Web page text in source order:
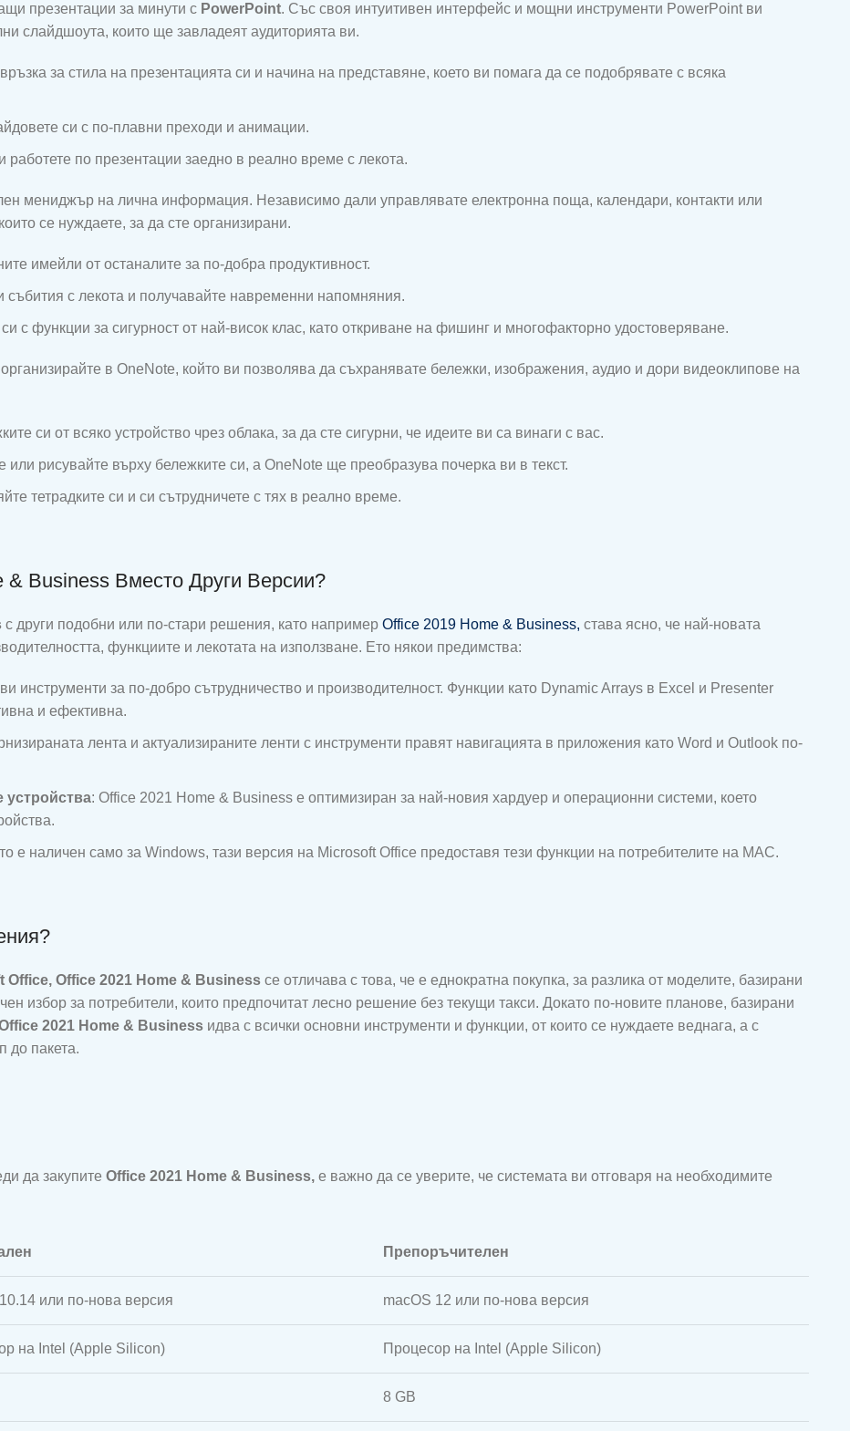
презентации за минути с PowerPoint. Със своя интуитивен интерфейс и мощни инструменти PowerPoint ви
слайдшоута, които ще завладеят аудиторията ви.
за стила на презентацията си и начина на представяне, което ви помага да се подобрявате с всяка
си с по-плавни преходи и анимации.
работете по презентации заедно в реално време с лекота.
мениджър на лична информация. Независимо дали управлявате електронна поща, календари, контакти или
се нуждаете, за да сте организирани.
имейли от останалите за по-добра продуктивност.
с лекота и получавайте навременни напомняния.
с функции за сигурност от най-висок клас, като откриване на фишинг и многофакторно удостоверяване.
в OneNote, който ви позволява да съхранявате бележки, изображения, аудио и дори видеоклипове на
си от всяко устройство чрез облака, за да сте сигурни, че идеите ви са винаги с вас.
или рисувайте върху бележките си, а OneNote ще преобразува почерка ви в текст.
тетрадките си и си сътрудничете с тях в реално време.
Business Вместо Други Версии?
с други подобни или по-стари решения, като например Office 2019 Home & Business, става ясно, че най-новата
функциите и лекотата на използване. Ето някои предимства:
инструменти за по-добро сътрудничество и производителност. Функции като Dynamic Arrays в Excel и Presenter
и ефективна.
лента и актуализираните ленти с инструменти правят навигацията в приложения като Word и Outlook по-
: Office 2021 Home & Business е оптимизиран за най-новия хардуер и операционни системи, което
е наличен само за Windows, тази версия на Microsoft Office предоставя тези функции на потребителите на MAC.
Office 2021 Home & Business се отличава с това, че е еднократна покупка, за разлика от моделите, базирани
избор за потребители, които предпочитат лесно решение без текущи такси. Докато по-новите планове, базирани
2021 Home & Business идва с всички основни инструменти и функции, от които се нуждаете веднага, а с
до пакета.
да закупите Office 2021 Home & Business, е важно да се уверите, че системата ви отговаря на необходимите
Препоръчителен
или по-нова версия macOS 12 или по-нова версия
на Intel (Apple Silicon) Процесор на Intel (Apple Silicon)
8 GB